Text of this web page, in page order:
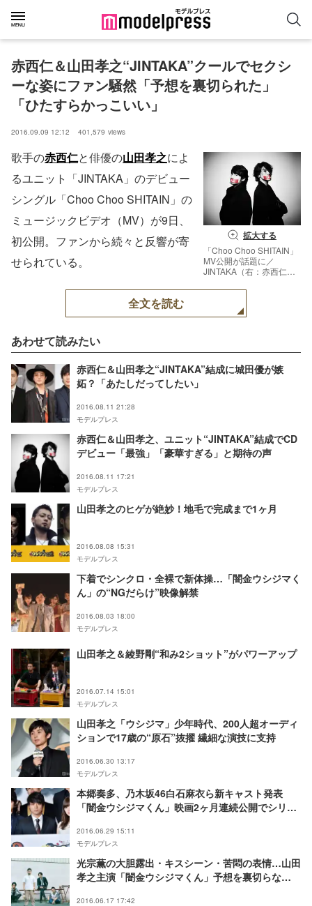
赤西仁＆山田孝之“JINTAKA”クールでセクシ
ーな姿にファン騒然「予想を裏切られた」
「ひたすらかっこいい」
2016.09.09 12:12 401,579 views
拡大する
「Choo Choo SHITAIN」
MV公開が話題に／
JINTAKA（右：赤西仁、
歌手の赤西仁と俳優の山田孝之によ
るユニット「JINTAKA」のデビュー
シングル「Choo Choo SHITAIN」の
ミュージックビデオ（MV）が9日、
初公開。ファンから続々と反響が寄
せられている。
全文を読む
あわせて読みたい
赤西仁＆山田孝之“JINTAKA”結成に城田優が嫉
妬？「あたしだってしたい」
2016.08.11 21:28
モデルプレス
赤西仁＆山田孝之、ユニット“JINTAKA”結成でCD
デビュー「最強」「豪華すぎる」と期待の声
2016.08.11 17:21
モデルプレス
山田孝之のヒゲが絶妙！地毛で完成まで1ヶ月
2016.08.08 15:31
モデルプレス
下着でシンクロ・全裸で新体操…「闇金ウシジマく
ん」の“NGだらけ”映像解禁
2016.08.03 18:00
モデルプレス
山田孝之＆綾野剛“和み2ショット”がパワーアップ
2016.07.14 15:01
モデルプレス
山田孝之「ウシジマ」少年時代、200人超オーディ
ションで17歳の“原石”抜擢 繊細な演技に支持
2016.06.30 13:17
モデルプレス
本郷奏多、乃木坂46白石麻衣ら新キャスト発表
「闇金ウシジマくん」映画2ヶ月連続公開でシリー
2016.06.29 15:11
モデルプレス
光宗薫の大胆露出・キスシーン・苦悶の表情…山田
孝之主演「闇金ウシジマくん」予想を裏切らな
2016.06.17 17:42